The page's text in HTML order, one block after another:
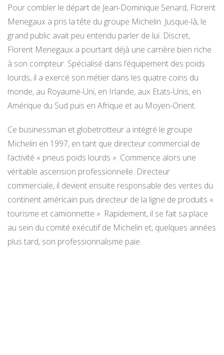
Pour combler le départ de Jean-Dominique Senard, Florent
Menegaux a pris la tête du groupe Michelin. Jusque-là, le
grand public avait peu entendu parler de lui. Discret,
Florent Menegaux a pourtant déjà une carrière bien riche
à son compteur. Spécialisé dans l’équipement des poids
lourds, il a exercé son métier dans les quatre coins du
monde, au Royaume-Uni, en Irlande, aux Etats-Unis, en
Amérique du Sud puis en Afrique et au Moyen-Orient.
Ce businessman et globetrotteur a intégré le groupe
Michelin en 1997, en tant que directeur commercial de
l’activité « pneus poids lourds ». Commence alors une
véritable ascension professionnelle. Directeur
commerciale, il devient ensuite responsable des ventes du
continent américain puis directeur de la ligne de produits «
tourisme et camionnette ». Rapidement, il se fait sa place
au sein du comité exécutif de Michelin et, quelques années
plus tard, son professionnalisme paie.